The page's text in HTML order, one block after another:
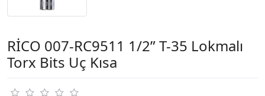
RİCO 007-RC9511 1/2” T-35 Lokmalı
Torx Bits Uç Kısa